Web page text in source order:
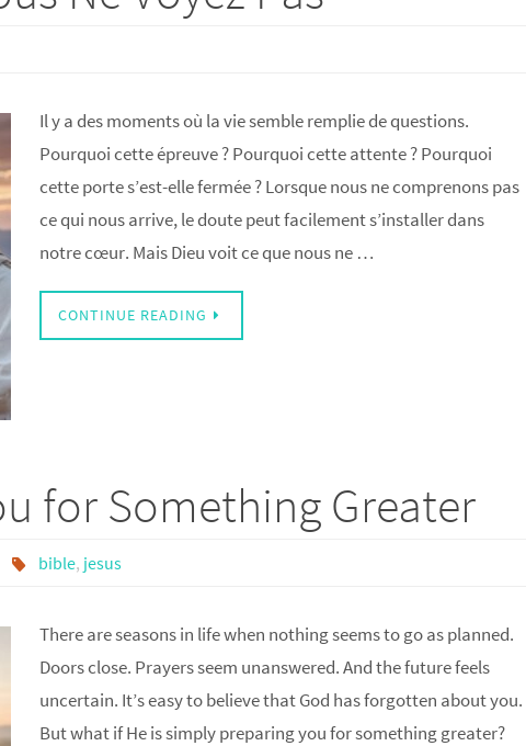
Il y a des moments où la vie semble remplie de questions.
Pourquoi cette épreuve ? Pourquoi cette attente ? Pourquoi
cette porte s’est-elle fermée ? Lorsque nous ne comprenons pas
ce qui nous arrive, le doute peut facilement s’installer dans
notre cœur. Mais Dieu voit ce que nous ne …
CONTINUE READING
for Something Greater
bible, jesus
There are seasons in life when nothing seems to go as planned.
Doors close. Prayers seem unanswered. And the future feels
uncertain. It’s easy to believe that God has forgotten about you.
But what if He is simply preparing you for something greater?